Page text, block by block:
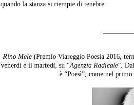
quando la stanza si riempie di tenebre.
Rino Mele (Premio Viareggio Poesia 2016,
venerdì e il martedì, su “Agenzia Radicale”.
è “Poesì”, come nel